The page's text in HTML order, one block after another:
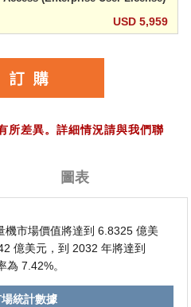
USD 5,959
所差異。詳細情況請與我們聯
圖表
市場價值將達到 6.8325 億美
億美元，到 2032 年將達到
7.42%。
統計數據